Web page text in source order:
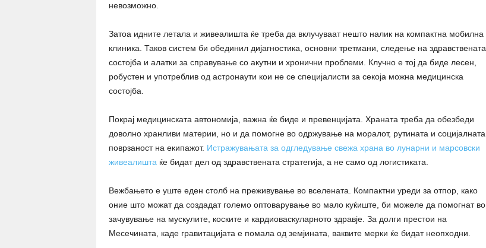
невозможно.
Затоа идните летала и живеалишта ќе треба да вклучуваат нешто налик на компактна мобилна
клиника. Таков систем би обединил дијагностика, основни третмани, следење на здравствената
состојба и алатки за справување со акутни и хронични проблеми. Клучно е тој да биде лесен,
робустен и употреблив од астронаути кои не се специјалисти за секоја можна медицинска
состојба.
Покрај медицинската автономија, важна ќе биде и превенцијата. Храната треба да обезбеди
доволно хранливи материи, но и да помогне во одржување на моралот, рутината и социјалната
поврзаност на екипажот. Истражувањата за одгледување свежа храна во лунарни и марсовски
живеалишта ќе бидат дел од здравствената стратегија, а не само од логистиката.
Вежбањето е уште еден столб на преживување во вселената. Компактни уреди за отпор, како
оние што можат да создадат големо оптоварување во мало куќиште, би можеле да помогнат во
зачувување на мускулите, коските и кардиоваскуларното здравје. За долги престои на
Месечината, каде гравитацијата е помала од земјината, ваквите мерки ќе бидат неопходни.